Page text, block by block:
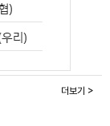
더보기 >